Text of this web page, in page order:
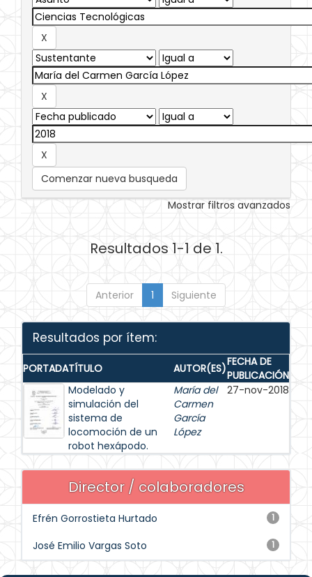
Comenzar nueva busqueda
Mostrar filtros avanzados
Resultados 1-1 de 1.
Anterior 1 Siguiente
Resultados por ítem:
PORTADATÍTULO AUTOR(ES)FECHA DE
PUBLICACIÓN
Modelado y
simulación del
sistema de
locomoción de un
robot hexápodo.
María del
Carmen
García
López
27-nov-2018
Director / colaboradores
1
Efrén Gorrostieta Hurtado
1
José Emilio Vargas Soto